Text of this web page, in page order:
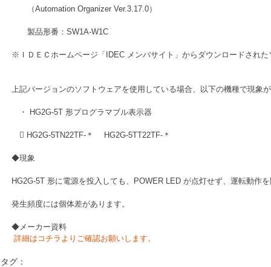
（Automation Organizer Ver.3.17.0）
製品形番：SW1A-W1C
※ＩＤＥＣホームページ「IDEC メンバサイト」からダウンロードされ
上記バージョンのソフトウェアを使用している場合、以下の機種で現象
・ HG2G-5T 形プログラマブル表示器
 HG2G-5TN22TF-＊　 HG2G-5TT22TF-＊
◆現象
HG2G-5T 形に電源を投入しても、POWER LED が点灯せず、運転動作
発生頻度には個体差があります。
◆メーカー資料
詳細はコチラよりご確認お願いします。
タグ：